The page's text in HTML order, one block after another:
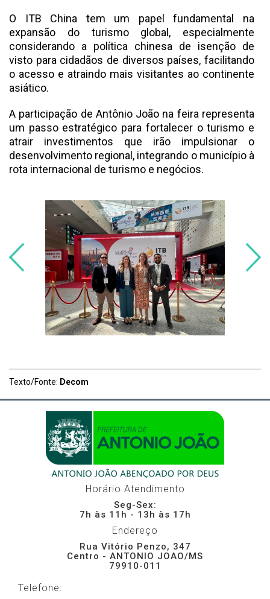
O ITB China tem um papel fundamental na
expansão do turismo global, especialmente
considerando a política chinesa de isenção de
visto para cidadãos de diversos países, facilitando
o acesso e atraindo mais visitantes ao continente
asiático.
A participação de Antônio João na feira representa
um passo estratégico para fortalecer o turismo e
atrair investimentos que irão impulsionar o
desenvolvimento regional, integrando o município à
rota internacional de turismo e negócios.
Texto/Fonte: Decom
Horário Atendimento
Seg-Sex:
7h às 11h - 13h às 17h
Endereço
Rua Vitório Penzo, 347
Centro - ANTONIO JOAO/MS
79910-011
Telefone: